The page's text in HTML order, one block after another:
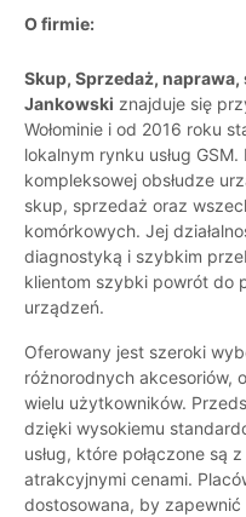
O firmie:
Skup, Sprzedaż,
Jankowski znajduje się
Wołominie i od 2016 roku
lokalnym rynku usług
kompleksowej obsłudze
skup, sprzedaż oraz
komórkowych. Jej
diagnostyką i szybkim
klientom szybki powrót do
urządzeń.
Oferowany jest szeroki
różnorodnych akcesoriów,
wielu użytkowników.
dzięki wysokiemu
usług, które połączone są
atrakcyjnymi cenami.
dostosowana, by